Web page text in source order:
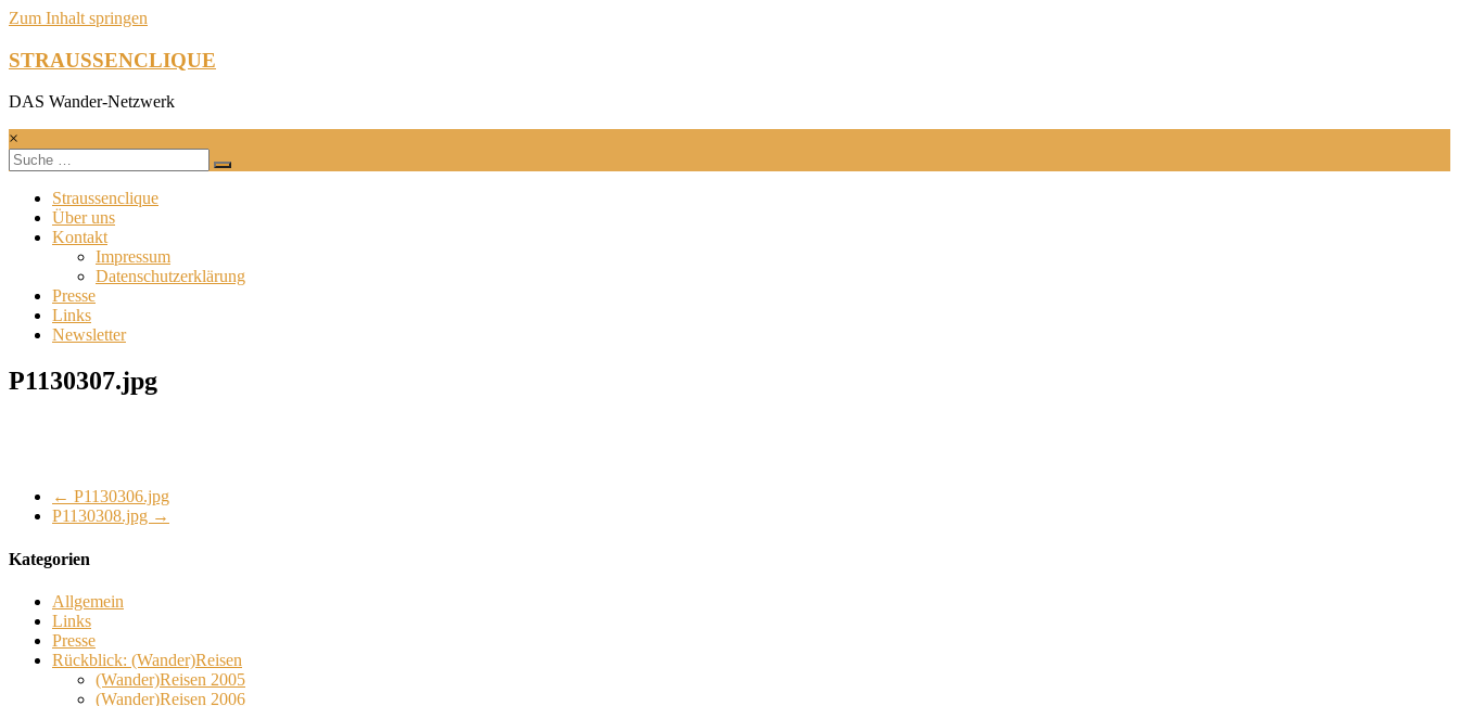
Zum Inhalt springen
STRAUSSENCLIQUE
DAS Wander-Netzwerk
×
Straussenclique
Über uns
Kontakt
Impressum
Datenschutzerklärung
Presse
Links
Newsletter
P1130307.jpg
← P1130306.jpg
P1130308.jpg →
Kategorien
Allgemein
Links
Presse
Rückblick: (Wander)Reisen
(Wander)Reisen 2005
(Wander)Reisen 2006